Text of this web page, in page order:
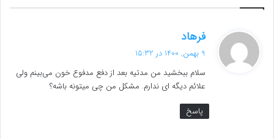
فرهاد
:
9 بهمن, 1400 در 15:32
سلام ببخشید من مدتیه بعد از دفع مدفوع خون می‌بینم ولی
علائم دیگه ای ندارم. مشکل من چی میتونه باشه؟
پاسخ